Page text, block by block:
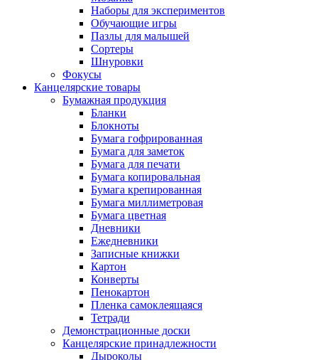
Наборы для экспериментов
Обучающие игры
Пазлы для малышей
Сортеры
Шнуровки
Фокусы
Канцелярские товары
Бумажная продукция
Бланки
Блокноты
Бумага гофрированная
Бумага для заметок
Бумага для печати
Бумага копировальная
Бумага крепированная
Бумага миллиметровая
Бумага цветная
Дневники
Ежедневники
Записные книжки
Картон
Конверты
Пенокартон
Пленка самоклеящаяся
Тетради
Демонстрационные доски
Канцелярские принадлежности
Дыроколы